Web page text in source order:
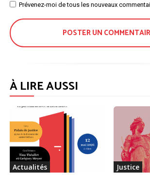
SitePrévenez-moi de tous les nouveaux
À LIRE AUSSI
Actualités Justice